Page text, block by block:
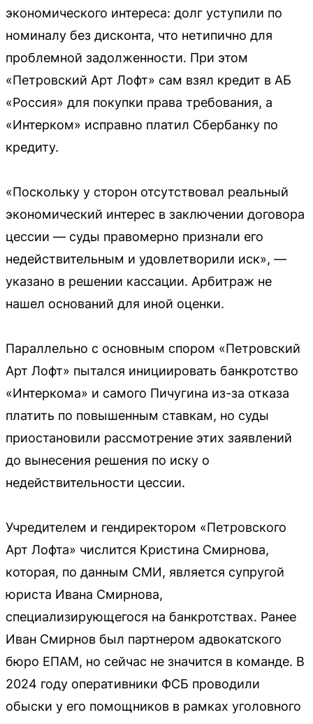
экономического интереса: долг уступили по
номиналу без дисконта, что нетипично для
проблемной задолженности. При этом
«Петровский Арт Лофт» сам взял кредит в АБ
«Россия» для покупки права требования, а
«Интерком» исправно платил Сбербанку по
кредиту.
«Поскольку у сторон отсутствовал реальный
экономический интерес в заключении договора
цессии — суды правомерно признали его
недействительным и удовлетворили иск», —
указано в решении кассации. Арбитраж не
нашел оснований для иной оценки.
Параллельно с основным спором «Петровский
Арт Лофт» пытался инициировать банкротство
«Интеркома» и самого Пичугина из-за отказа
платить по повышенным ставкам, но суды
приостановили рассмотрение этих заявлений
до вынесения решения по иску о
недействительности цессии.
Учредителем и гендиректором «Петровского
Арт Лофта» числится Кристина Смирнова,
которая, по данным СМИ, является супругой
юриста Ивана Смирнова,
специализирующегося на банкротствах. Ранее
Иван Смирнов был партнером адвокатского
бюро ЕПАМ, но сейчас не значится в команде. В
2024 году оперативники ФСБ проводили
обыски у его помощников в рамках уголовного